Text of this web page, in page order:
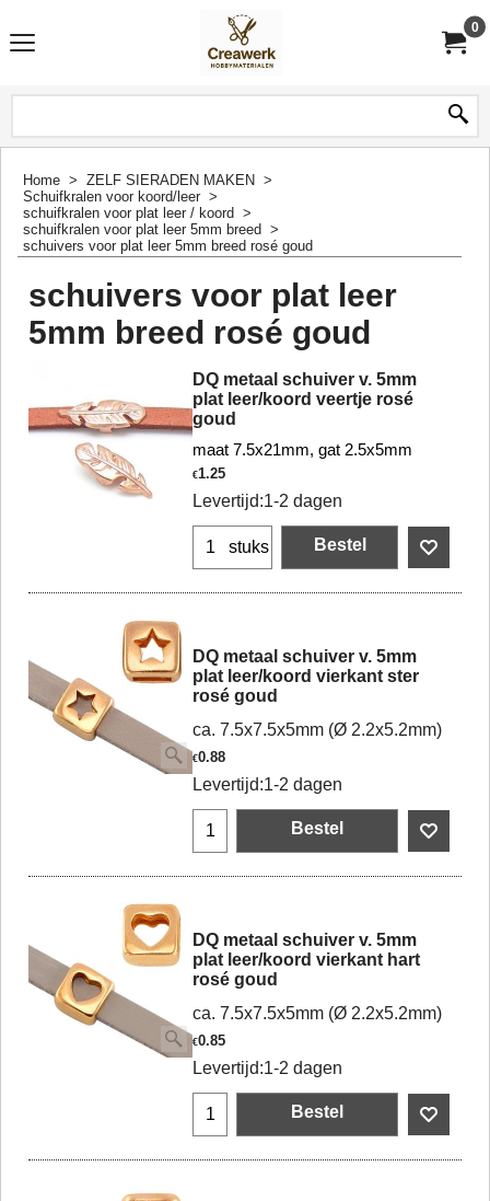
0
Home > ZELF SIERADEN MAKEN >
Schuifkralen voor koord/leer >
schuifkralen voor plat leer / koord >
schuifkralen voor plat leer 5mm breed >
schuivers voor plat leer 5mm breed rosé goud
schuivers voor plat leer
5mm breed rosé goud
DQ metaal schuiver v. 5mm
plat leer/koord veertje rosé
goud
maat 7.5x21mm, gat 2.5x5mm
€1.25
Levertijd:1-2 dagen
stuks Bestel
DQ metaal schuiver v. 5mm
plat leer/koord vierkant ster
rosé goud
ca. 7.5x7.5x5mm (Ø 2.2x5.2mm)
€0.88
Levertijd:1-2 dagen
Bestel
DQ metaal schuiver v. 5mm
plat leer/koord vierkant hart
rosé goud
ca. 7.5x7.5x5mm (Ø 2.2x5.2mm)
€0.85
Levertijd:1-2 dagen
Bestel